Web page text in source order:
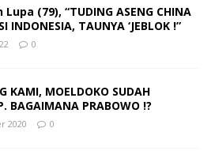
(79), “TUDING ASENG CHINA
INDONESIA, TAUNYA ‘JEBLOK !”
0
KAMI, MOELDOKO SUDAH
BAGAIMANA PRABOWO !?
2020 0